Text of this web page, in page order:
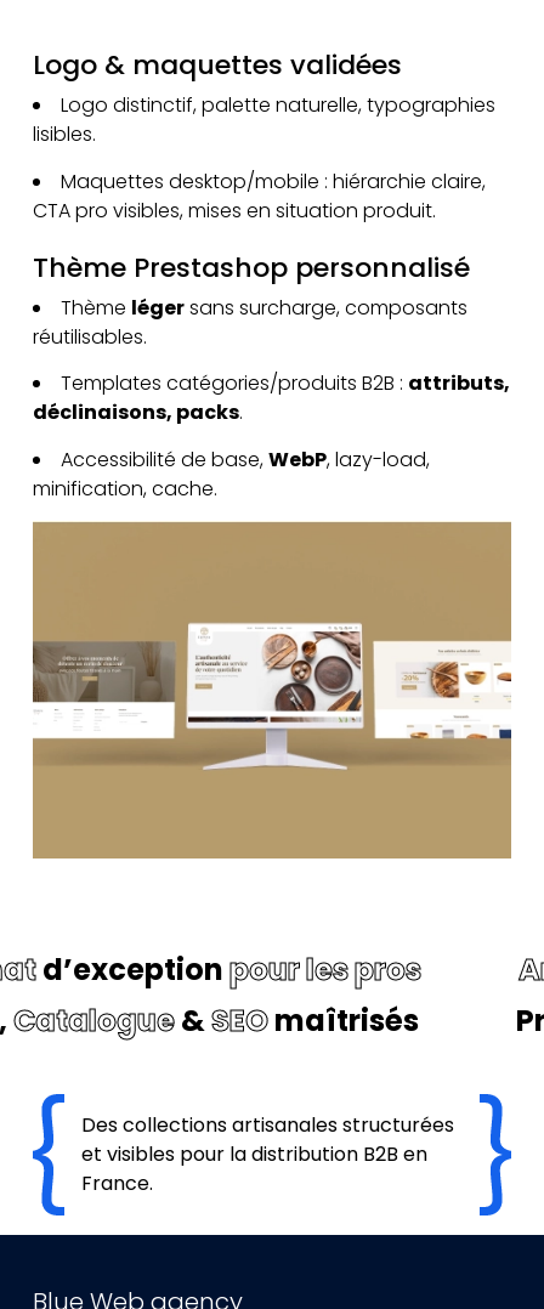
Logo & maquettes validées
Logo distinctif, palette naturelle, typographies
lisibles.
Maquettes desktop/mobile : hiérarchie claire,
CTA pro visibles, mises en situation produit.
Thème Prestashop personnalisé
Thème légersans surcharge, composants
réutilisables.
Templates catégories/produits B2B : attributs,
déclinaisons, packs.
Accessibilité de base,WebP, lazy-load,
minification, cache.
d’exceptionpour les pros
&SEOmaîtrisés
Des collections artisanales structurées
et visibles pour la distribution B2B en
France.
Blue Web agency